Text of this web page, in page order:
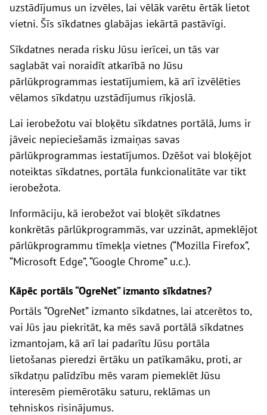
uzstādījumus un izvēles, lai vēlāk varētu ērtāk lietot
vietni. Šīs sīkdatnes glabājas iekārtā pastāvīgi.
Sīkdatnes nerada riskuJūsu ierīcei,un tās var
saglabāt vai noraidīt atkarībā noJūsu
pārlūkprogrammas iestatījumiem, kā arī izvēlēties
vēlamos sīkdatņu uzstādījumus rīkjoslā.
Lai ierobežotu vai bloķētu sīkdatnes portālā,Jums ir
jāveic nepieciešamās izmaiņas savas
pārlūkprogrammas iestatījumos. Dzēšot vai bloķējot
noteiktas sīkdatnes, portāla funkcionalitāte var tikt
ierobežota.
Informāciju, kā ierobežot vai bloķēt sīkdatnes
konkrētās pārlūkprogrammās, var uzzināt, apmeklējot
pārlūkprogrammu tīmekļa vietnes (“Mozilla Firefox”,
“Microsoft Edge”,“Google Chrome”u.c.).
Kāpēc portāls“OgreNet”izmanto sīkdatnes?
Portāls “OgreNet”izmanto sīkdatnes, lai atcerētos to,
vaiJūs jau piekritāt, ka mēs savā portālā sīkdatnes
izmantojam, kā arī lai padarītuJūsu portāla
lietošanas pieredzi ērtāku un patīkamāku, proti, ar
sīkdatņu palīdzību mēs varam piemeklētJūsu
interesēm piemērotāku saturu, reklāmas un
tehniskos risinājumus.